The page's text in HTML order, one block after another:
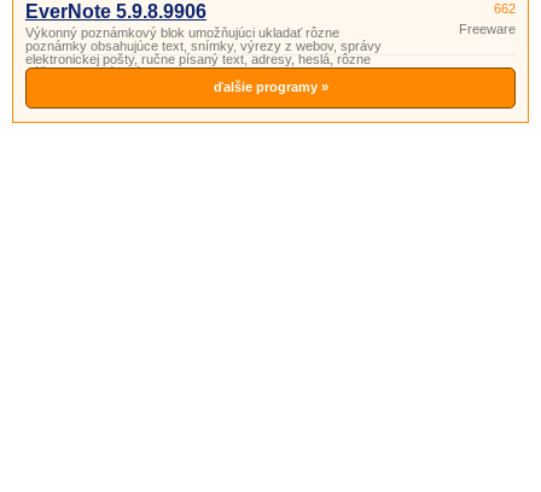
EverNote 5.9.8.9906
Výkonný poznámkový blok umožňujúci ukladať rôzne
poznámky obsahujúce text, snímky, výrezy z webov, správy
elektronickej pošty, ručne písaný text, adresy, heslá, rôzne
náčrty, webové stránky, apod.
662
Freeware
ďalšie programy »